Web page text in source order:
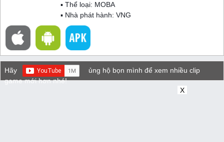
▪ Thể loại: MOBA
▪ Nhà phát hành: VNG
Hãy
ủng hộ bọn mình để xem nhiều clip
game mới hơn nhé!
X